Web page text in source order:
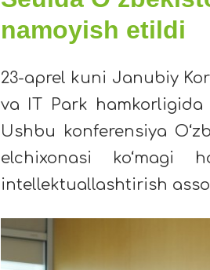
namoyish etildi
23-aprel kuni Janubiy
va IT Park hamkorligida
Ushbu konferensiya
elchixonasi ko‘magi
intellektuallashtirish